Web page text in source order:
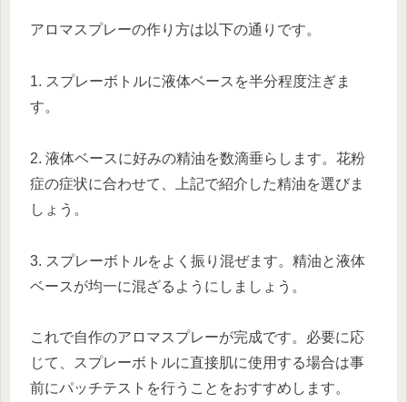
アロマスプレーの作り方は以下の通りです。
1. スプレーボトルに液体ベースを半分程度注ぎま
す。
2. 液体ベースに好みの精油を数滴垂らします。花粉
症の症状に合わせて、上記で紹介した精油を選びま
しょう。
3. スプレーボトルをよく振り混ぜます。精油と液体
ベースが均一に混ざるようにしましょう。
これで自作のアロマスプレーが完成です。必要に応
じて、スプレーボトルに直接肌に使用する場合は事
前にパッチテストを行うことをおすすめします。